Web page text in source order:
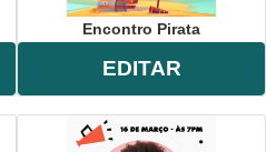
Encontro Pirata
EDITAR